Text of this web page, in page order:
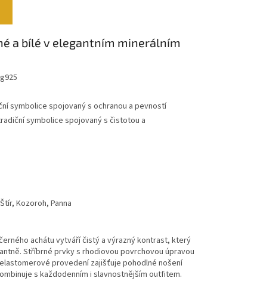
a bílé v elegantním minerálním
symbolice spojovaný s ochranou a pevností
symbolice spojovaný s čistotou a
Kozoroh, Panna
achátu vytváří čistý a výrazný kontrast, který
Stříbrné prvky s rhodiovou povrchovou úpravou
provedení zajišťuje pohodlné nošení
s každodenním i slavnostnějším outfitem.